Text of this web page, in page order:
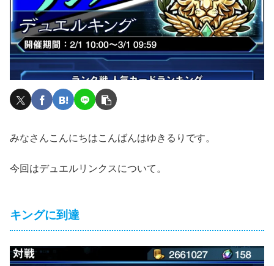
みなさんこんにちはこんばんはゆきるりです。
今回はデュエルリンクスについて。
キングに到達